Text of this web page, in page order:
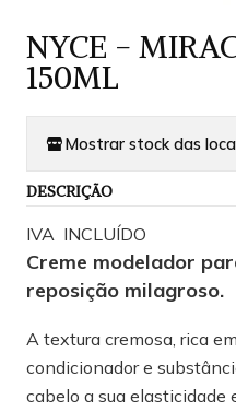
NYCE -
150ML
Mostrar stock das
DESCRIÇÃO
IVA INCLUÍDO
Creme modelador
reposição milagroso.
A textura cremosa, rica
condicionador e
cabelo a sua elasticidade